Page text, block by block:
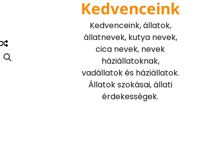
Kedvenceink
Kedvenceink, állatok,
állatnevek, kutya nevek,
cica nevek, nevek
háziállatoknak,
vadállatok és háziállatok.
Állatok szokásai, állati
érdekességek.